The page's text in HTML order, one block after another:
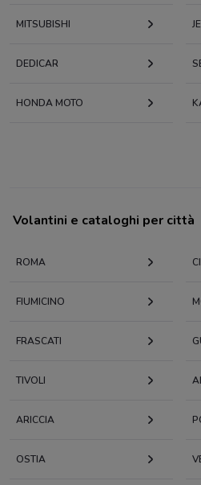
MITSUBISHI
DEDICAR
HONDA MOTO
Volantini e cataloghi per città
ROMA
FIUMICINO
FRASCATI
TIVOLI
ARICCIA
OSTIA